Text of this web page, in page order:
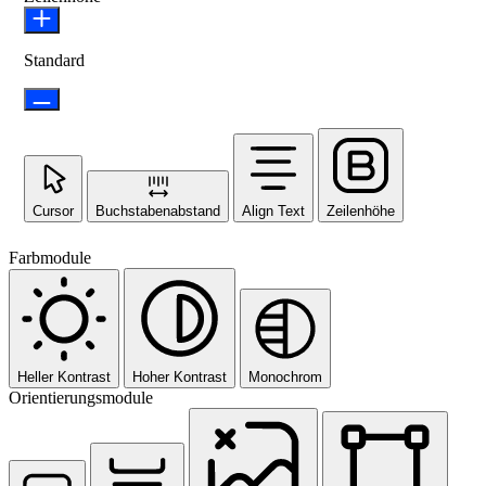
Standard
Cursor Buchstabenabstand Align Text Zeilenhöhe
Farbmodule
Heller Kontrast Hoher Kontrast Monochrom
Orientierungsmodule